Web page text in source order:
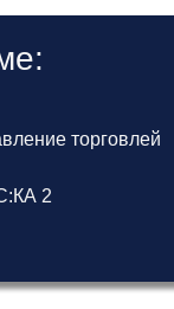
торговлей
2